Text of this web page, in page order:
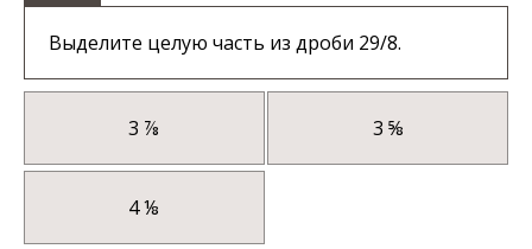
Выделите целую часть из дроби 29/8.
3 ⅞ 3 ⅝
4 ⅛